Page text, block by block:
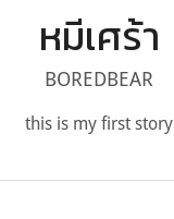
หมีเศร้า
BOREDBEAR
this is my first story